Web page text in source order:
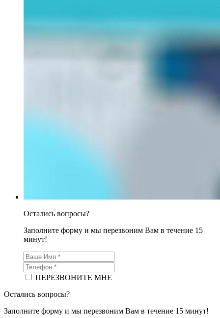
Остались вопросы?
Заполните форму и мы перезвоним Вам в течение 15
минут!
ПЕРЕЗВОНИТЕ МНЕ
Остались вопросы?
Заполните форму и мы перезвоним Вам в течение 15 минут!